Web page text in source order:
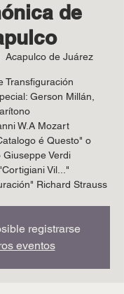
de
Acapulco de Juárez
Transfiguración
Gerson Millán,
W.A Mozart
é Questo" o
Giuseppe Verdi
Vil..."
Richard Strauss
registrarse
eventos